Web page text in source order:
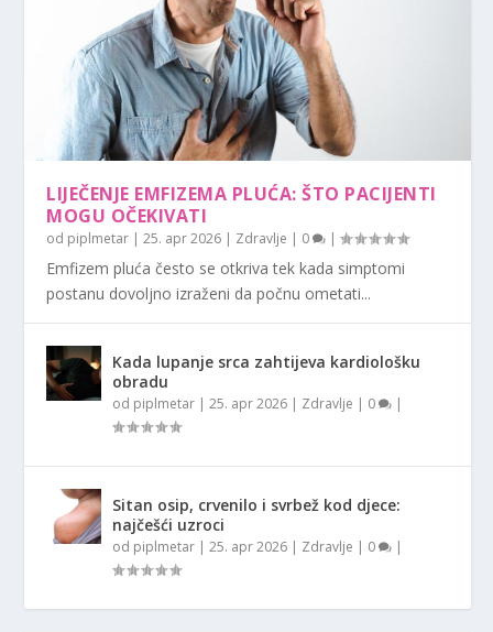
LIJEČENJE EMFIZEMA PLUĆA: ŠTO PACIJENTI
MOGU OČEKIVATI
od piplmetar |25. apr 2026 | Zdravlje | 0 |
Emfizem pluća često se otkriva tek kada simptomi
postanu dovoljno izraženi da počnu ometati...
Kada lupanje srca zahtijeva kardiološku
obradu
od piplmetar |25. apr 2026 | Zdravlje | 0 |
Sitan osip, crvenilo i svrbež kod djece:
najčešći uzroci
od piplmetar |25. apr 2026 | Zdravlje | 0 |